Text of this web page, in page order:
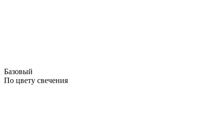
Базовый
По цвету свечения